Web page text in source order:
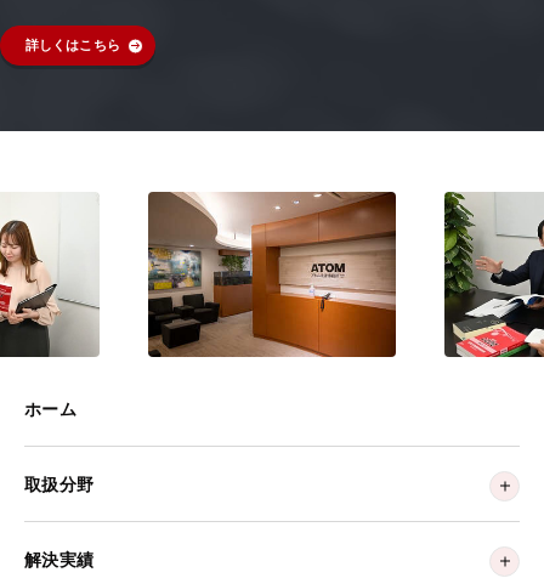
詳しくはこちら
ホーム
取扱分野
解決実績